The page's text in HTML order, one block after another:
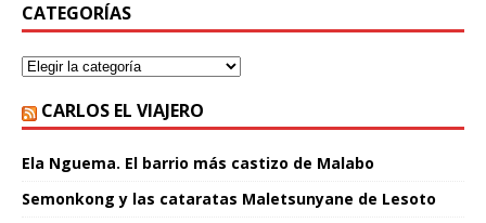
CATEGORÍAS
CARLOS EL VIAJERO
Ela Nguema. El barrio más castizo de Malabo
Semonkong y las cataratas Maletsunyane de Lesoto